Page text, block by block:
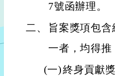
7號函辦理。
二、
旨案獎項包
一者，均得推
(一)終身貢獻